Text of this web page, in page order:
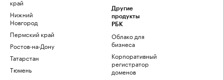
край
Нижний
Новгород
Пермский край
Ростов-на-Дону
Татарстан
Тюмень
Другие
продукты
РБК
Облако для
бизнеса
Корпоративный
регистратор
доменов